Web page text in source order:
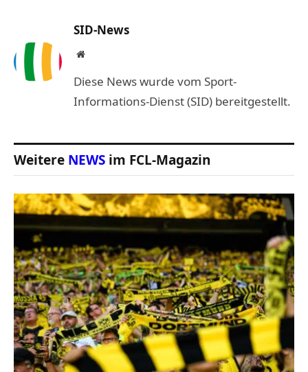
SID-News
Website
Diese News wurde vom Sport-
Informations-Dienst (SID) bereitgestellt.
Weitere NEWS im FCL-Magazin